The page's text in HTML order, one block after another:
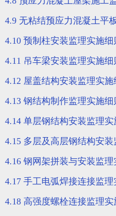
4.9 无粘结预应力混凝土平
4.10 预制柱安装监理实施细
4.11 吊车梁安装监理实施细
4.12 屋盖结构安装监理实施
4.13 钢结构制作监理实施细
4.14 单层钢结构安装监理实
4.15 多层及高层钢结构安装
4.16 钢网架拼装与安装监理
4.17 手工电弧焊接连接监理
4.18 高强度螺栓连接监理实